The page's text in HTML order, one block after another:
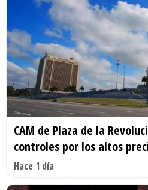
CAM de Plaza de la
controles por los altos
Hace 1 día